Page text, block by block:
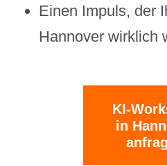
Einen Impuls, der
Hannover wirklich
KI-
in